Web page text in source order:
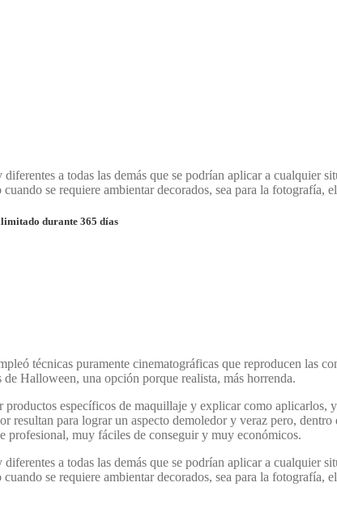
a todas las demás que se podrían aplicar a cualquier
se requiere ambientar decorados, sea para la fotografía,
durante 365 días
técnicas puramente cinematográficas que reproducen las
Halloween, una opción porque realista, más horrenda.
específicos de maquillaje y explicar como aplicarlos,
resultan para lograr un aspecto demoledor y veraz pero,
profesional, muy fáciles de conseguir y muy económicos.
a todas las demás que se podrían aplicar a cualquier
se requiere ambientar decorados, sea para la fotografía,